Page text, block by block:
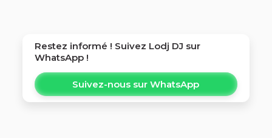
Restez informé ! Suivez Lodj DJ sur
WhatsApp !
Suivez-nous sur WhatsApp